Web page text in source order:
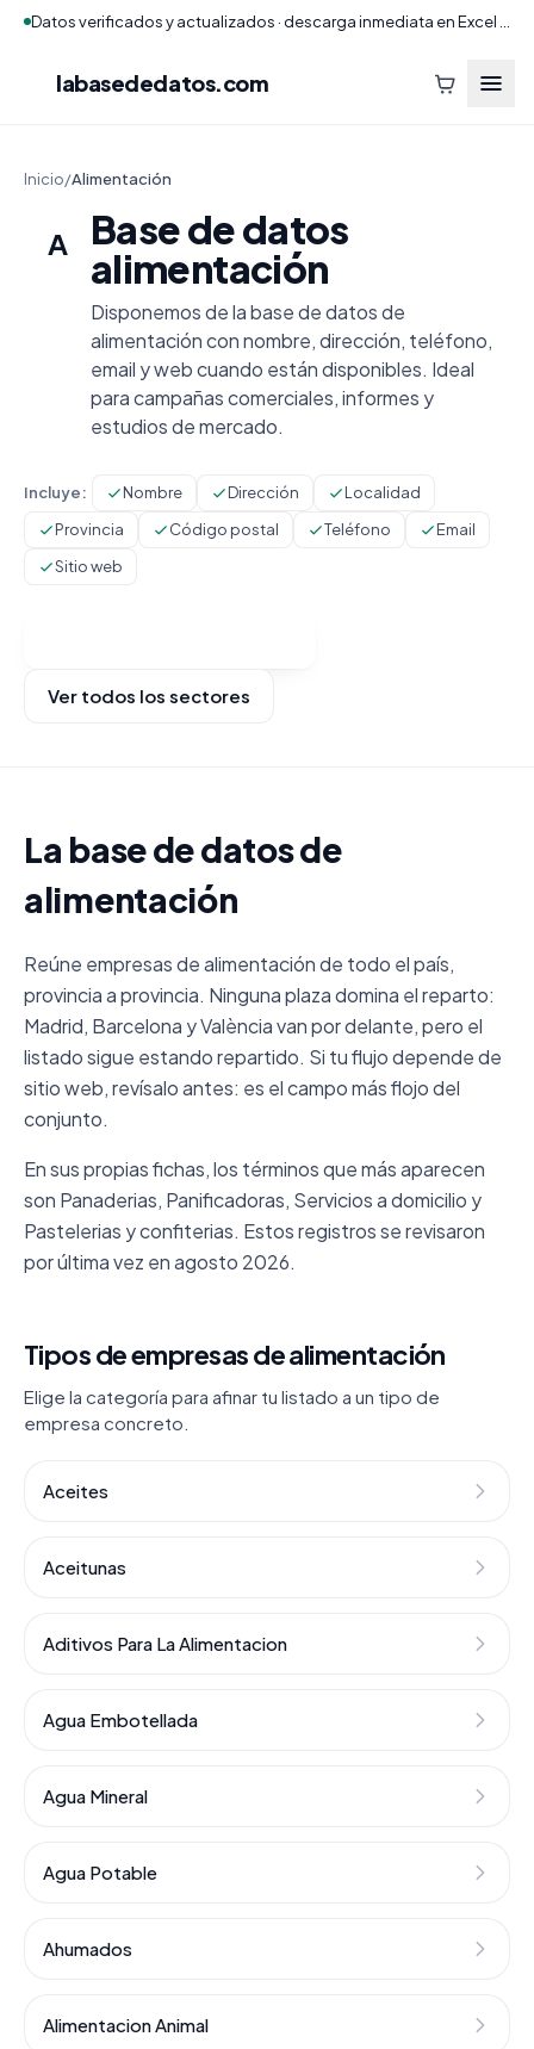
labasededatos.com
Inicio/Alimentación
A
Base de datos
alimentación
Disponemos de la base de datos de
alimentación con nombre, dirección, teléfono,
email y web cuando están disponibles. Ideal
para campañas comerciales, informes y
estudios de mercado.
Incluye: Nombre Dirección
Localidad
Provincia
Código postal Teléfono
Email
Sitio web
Ver todos los sectores
La base de datos de
alimentación
Reúne empresas de alimentación de todo el país,
provincia a provincia. Ninguna plaza domina el reparto:
Madrid, Barcelona y València van por delante, pero el
listado sigue estando repartido. Si tu flujo depende de
sitio web, revísalo antes: es el campo más flojo del
conjunto.
En sus propias fichas, los términos que más aparecen
son Panaderias, Panificadoras, Servicios a domicilio y
Pastelerias y confiterias. Estos registros se revisaron
por última vez en agosto 2026.
Tipos de empresas de alimentación
Elige la categoría para afinar tu listado a un tipo de
empresa concreto.
Aceites
Aceitunas
Aditivos Para La Alimentacion
Agua Embotellada
Agua Mineral
Agua Potable
Ahumados
Alimentacion Animal